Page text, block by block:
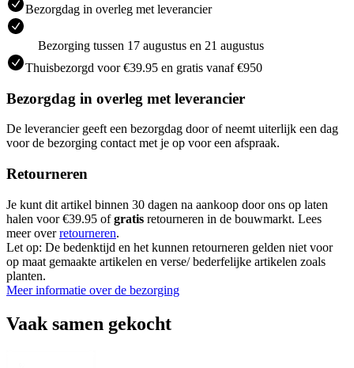
Bezorgdag in overleg met leverancier
Bezorging tussen 17 augustus en 21 augustus
Thuisbezorgd voor €39.95 en gratis vanaf €950
Bezorgdag in overleg met leverancier
De leverancier geeft een bezorgdag door of neemt uiterlijk een dag
voor de bezorging contact met je op voor een afspraak.
Retourneren
Je kunt dit artikel binnen 30 dagen na aankoop door ons op laten
halen voor €39.95 ofgratis retourneren in de bouwmarkt. Lees
meer overretourneren.
Let op: De bedenktijd en het kunnen retourneren gelden niet voor
op maat gemaakte artikelen en verse/ bederfelijke artikelen zoals
planten.
Meer informatie over de bezorging
Vaak samen gekocht